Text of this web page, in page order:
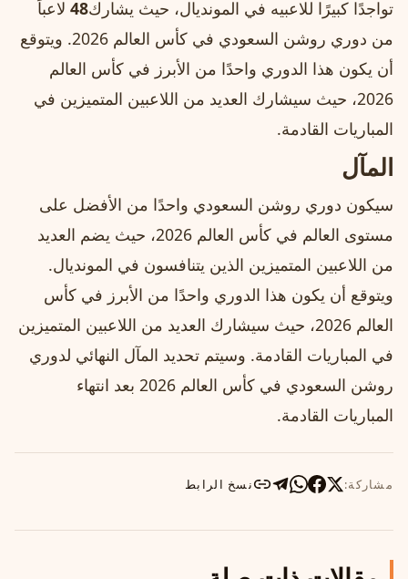
تواجدًا كبيرًا للاعبيه في المونديال، حيث يشارك48 لاعباً
من دوري روشن السعودي في كأس العالم 2026. ويتوقع
أن يكون هذا الدوري واحدًا من الأبرز في كأس العالم
2026، حيث سيشارك العديد من اللاعبين المتميزين في
المباريات القادمة.
المآل
سيكون دوري روشن السعودي واحدًا من الأفضل على
مستوى العالم في كأس العالم 2026، حيث يضم العديد
من اللاعبين المتميزين الذين يتنافسون في المونديال.
ويتوقع أن يكون هذا الدوري واحدًا من الأبرز في كأس
العالم 2026، حيث سيشارك العديد من اللاعبين المتميزين
في المباريات القادمة. وسيتم تحديد المآل النهائي لدوري
روشن السعودي في كأس العالم 2026 بعد انتهاء
المباريات القادمة.
مشاركة: نسخ الرابط